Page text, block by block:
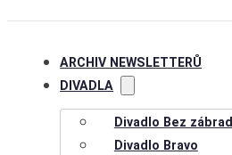
ARCHIV NEWSLETTERŮ
DIVADLA
Divadlo Bez
Divadlo Bravo